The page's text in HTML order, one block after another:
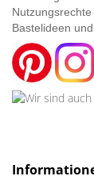
Nutzungsrechte
Bastelideen